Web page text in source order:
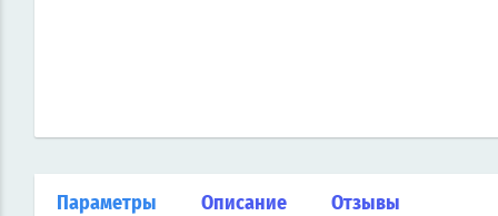
Параметры Описание Отзывы